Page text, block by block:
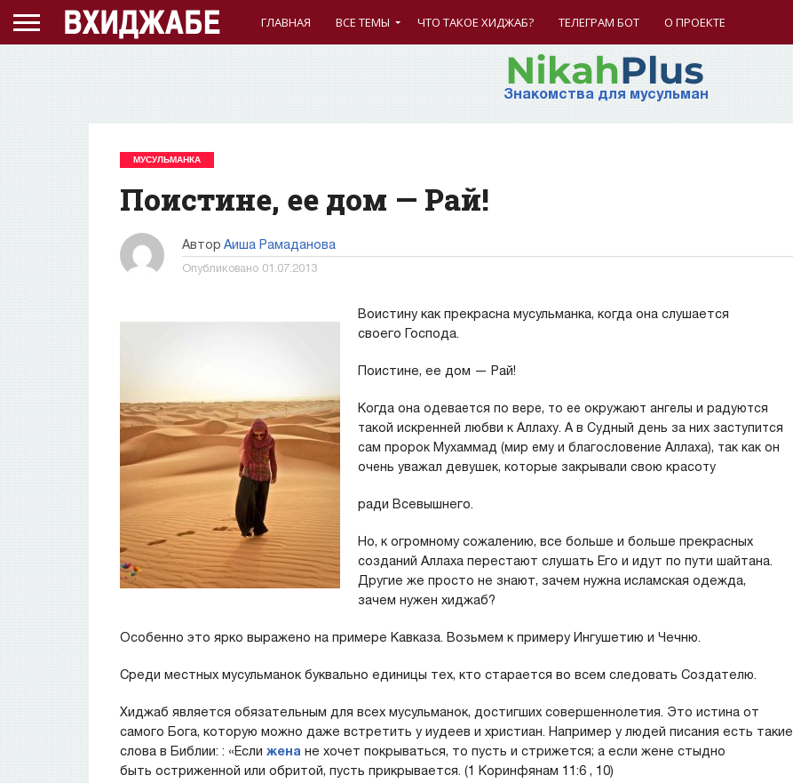
ГЛАВНАЯ ВСЕ ТЕМЫ ЧТО ТАКОЕ ХИДЖАБ? ТЕЛЕГРАМ БОТ О ПРОЕКТЕ
Знакомства для мусульман
МУСУЛЬМАНКА
Поистине, ее дом — Рай!
Автор Аиша Рамаданова
Опубликовано 01.07.2013
Воистину как прекрасна мусульманка, когда она слушается
своего Господа.
Поистине, ее дом — Рай!
Когда она одевается по вере, то ее окружают ангелы и радуются
такой искренней любви к Аллаху. А в Судный день за них заступится
сам пророк Мухаммад (мир ему и благословение Аллаха), так как он
очень уважал девушек, которые закрывали свою красоту
ради Всевышнего.
Но, к огромному сожалению, все больше и больше прекрасных
созданий Аллаха перестают слушать Его и идут по пути шайтана.
Другие же просто не знают, зачем нужна исламская одежда,
зачем нужен хиджаб?
Особенно это ярко выражено на примере Кавказа. Возьмем к примеру Ингушетию и Чечню.
Среди местных мусульманок буквально единицы тех, кто старается во всем следовать Создателю.
Хиджаб является обязательным для всех мусульманок, достигших совершеннолетия. Это истина от
самого Бога, которую можно даже встретить у иудеев и христиан. Например у людей писания есть такие
слова в Библии: : «Если женане хочет покрываться, то пусть и стрижется; а если жене стыдно
быть остриженной или обритой, пусть прикрывается. (1 Коринфянам 11:6 , 10)